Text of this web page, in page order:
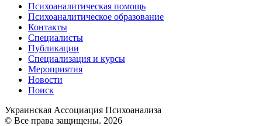
Психоаналитическая помощь
Психоаналитическое образование
Контакты
Специалисты
Публикации
Специализация и курсы
Мероприятия
Новости
Поиск
Украинская Ассоциация Психоанализа
© Все права защищены. 2026